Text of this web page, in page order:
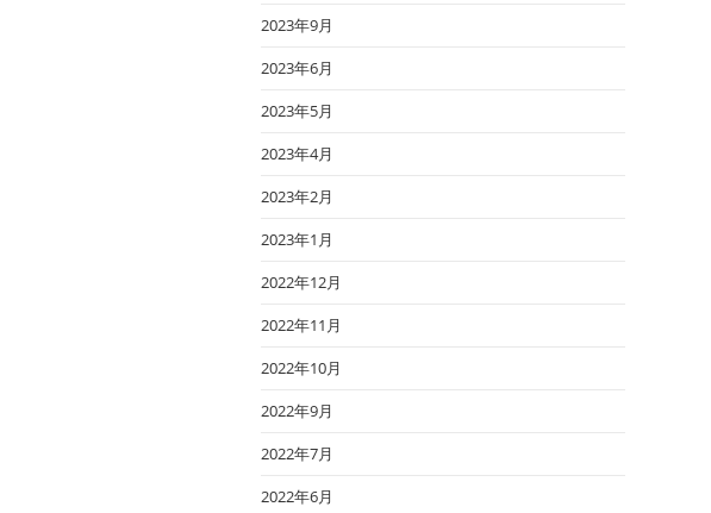
2023年9月
2023年6月
2023年5月
2023年4月
2023年2月
2023年1月
2022年12月
2022年11月
2022年10月
2022年9月
2022年7月
2022年6月